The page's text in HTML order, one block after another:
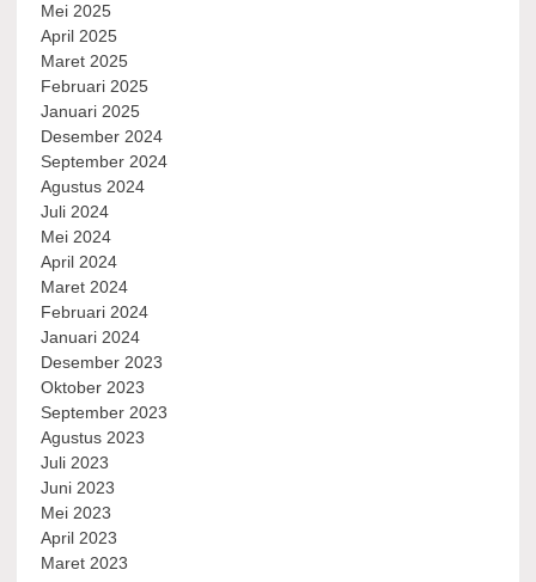
Mei 2025
April 2025
Maret 2025
Februari 2025
Januari 2025
Desember 2024
September 2024
Agustus 2024
Juli 2024
Mei 2024
April 2024
Maret 2024
Februari 2024
Januari 2024
Desember 2023
Oktober 2023
September 2023
Agustus 2023
Juli 2023
Juni 2023
Mei 2023
April 2023
Maret 2023